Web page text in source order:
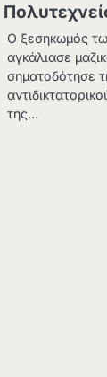
Ο ξεσηκωμός
αγκάλιασε
σηματοδότησε
της…